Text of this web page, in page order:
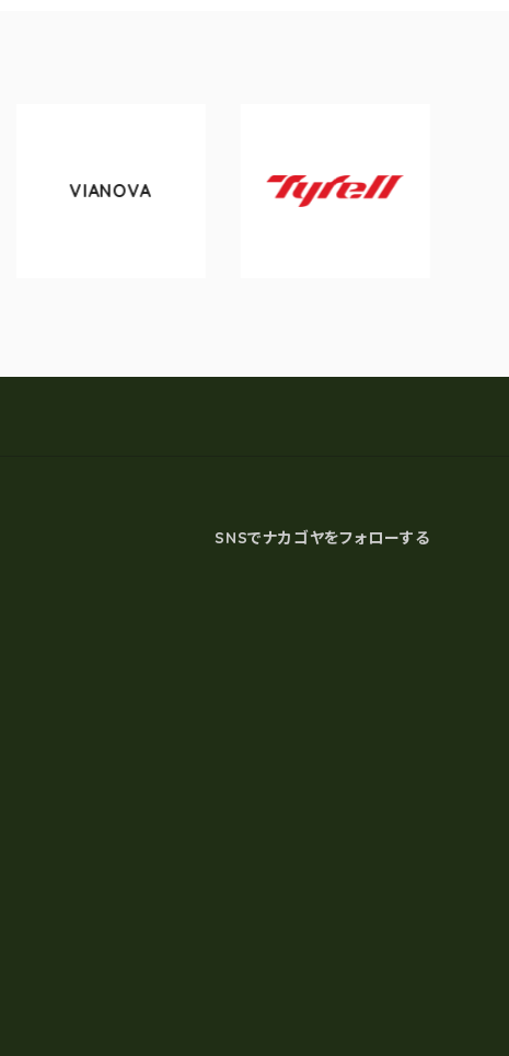
VIANOVA
Tyrell
SNSでナカゴヤをフォローする